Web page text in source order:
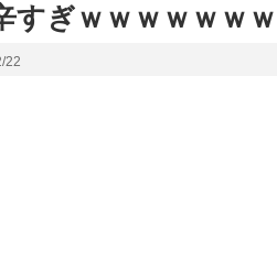
すぎｗｗｗｗｗｗｗ
22